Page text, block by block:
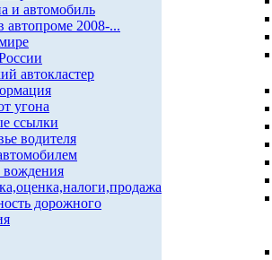
и автомобиль
автопроме 2008-...
автокластер
угона
ссылки
водителя
вождения
дорожного